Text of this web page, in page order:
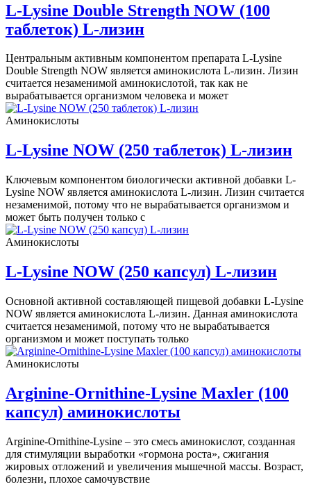
L-Lysine Double Strength NOW (100
таблеток) L-лизин
Центральным активным компонентом препарата L-Lysine
Double Strength NOW является аминокислота L-лизин. Лизин
считается незаменимой аминокислотой, так как не
вырабатывается организмом человека и может
Аминокислоты
L-Lysine NOW (250 таблеток) L-лизин
Ключевым компонентом биологически активной добавки L-
Lysine NOW является аминокислота L-лизин. Лизин считается
незаменимой, потому что не вырабатывается организмом и
может быть получен только с
Аминокислоты
L-Lysine NOW (250 капсул) L-лизин
Основной активной составляющей пищевой добавки L-Lysine
NOW является аминокислота L-лизин. Данная аминокислота
считается незаменимой, потому что не вырабатывается
организмом и может поступать только
Аминокислоты
Arginine-Ornithine-Lysine Maxler (100
капсул) аминокислоты
Arginine-Ornithine-Lysine – это смесь аминокислот, созданная
для стимуляции выработки «гормона роста», сжигания
жировых отложений и увеличения мышечной массы. Возраст,
болезни, плохое самочувствие